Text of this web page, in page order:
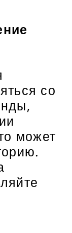
со
может